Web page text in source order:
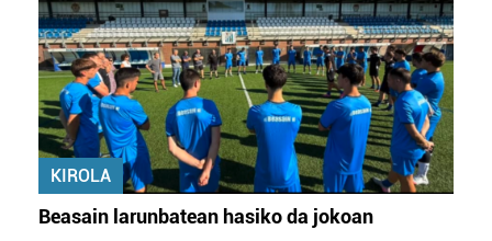
KIROLA
Beasain larunbatean hasiko da jokoan